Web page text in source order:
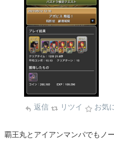
返信 リツイ お気
覇王丸とアイアンマンパでもノ